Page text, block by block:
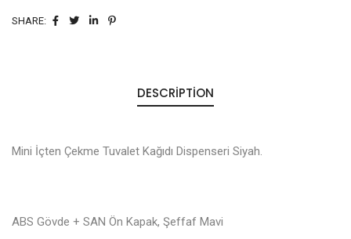
SHARE:
DESCRIPTION
Mini İçten Çekme Tuvalet Kağıdı Dispenseri Siyah.
ABS Gövde + SAN Ön Kapak, Şeffaf Mavi